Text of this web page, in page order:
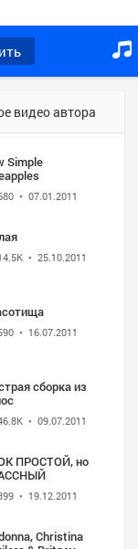
видео автора
Simple
• 07.01.2011
• 25.10.2011
• 16.07.2011
сборка из
• 09.07.2011
ПРОСТОЙ, но
• 19.12.2011
Christina